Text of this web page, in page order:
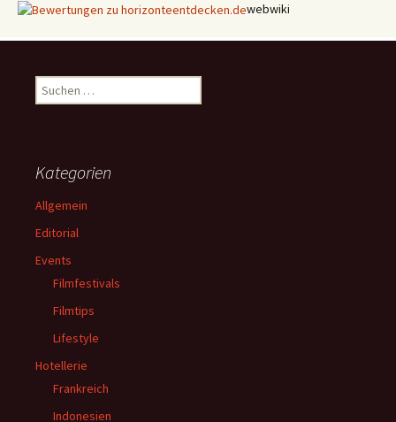
webwiki
Suchen
nach:
Kategorien
Allgemein
Editorial
Events
Filmfestivals
Filmtips
Lifestyle
Hotellerie
Frankreich
Indonesien